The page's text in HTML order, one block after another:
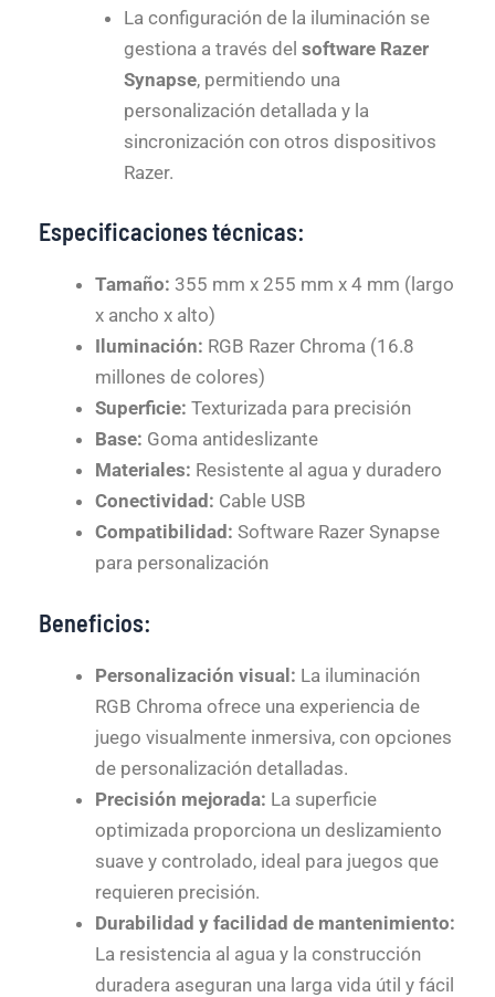
La configuración de la iluminación se
gestiona a través del software Razer
Synapse, permitiendo una
personalización detallada y la
sincronización con otros dispositivos
Razer.
Especificaciones técnicas:
Tamaño: 355 mm x 255 mm x 4 mm (largo
x ancho x alto)
Iluminación: RGB Razer Chroma (16.8
millones de colores)
Superficie: Texturizada para precisión
Base: Goma antideslizante
Materiales: Resistente al agua y duradero
Conectividad: Cable USB
Compatibilidad: Software Razer Synapse
para personalización
Beneficios:
Personalización visual: La iluminación
RGB Chroma ofrece una experiencia de
juego visualmente inmersiva, con opciones
de personalización detalladas.
Precisión mejorada: La superficie
optimizada proporciona un deslizamiento
suave y controlado, ideal para juegos que
requieren precisión.
Durabilidad y facilidad de mantenimiento:
La resistencia al agua y la construcción
duradera aseguran una larga vida útil y fácil